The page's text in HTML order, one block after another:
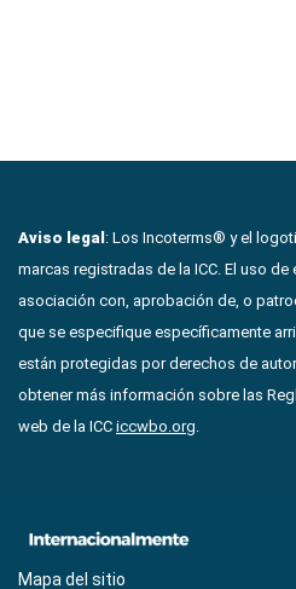
Aviso legal: Los Incoterms® y el
marcas registradas de la ICC. El uso
asociación con, aprobación de, o
que se especifique específicamente
están protegidas por derechos de
obtener más información sobre las
web de la ICC iccwbo.org
Mapa del sitio